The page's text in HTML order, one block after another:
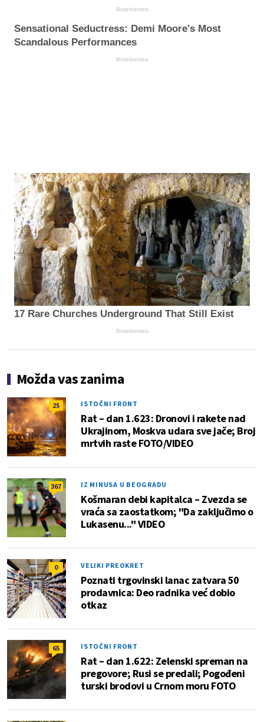
Brainberries
Sensational Seductress: Demi Moore's Most
Scandalous Performances
Brainberries
17 Rare Churches Underground That Still Exist
Brainberries
Možda vas zanima
25 ISTOČNI FRONT
Rat – dan 1.623: Dronovi i rakete nad
Ukrajinom, Moskva udara sve jače; Broj
mrtvih raste FOTO/VIDEO
367 IZ MINUSA U BEOGRADU
Košmaran debi kapitalca – Zvezda se
vraća sa zaostatkom; "Da zaključimo o
Lukasenu..." VIDEO
0 VELIKI PREOKRET
Poznati trgovinski lanac zatvara 50
prodavnica: Deo radnika već dobio
otkaz
65 ISTOČNI FRONT
Rat – dan 1.622: Zelenski spreman na
pregovore; Rusi se predali; Pogođeni
turski brodovi u Crnom moru FOTO